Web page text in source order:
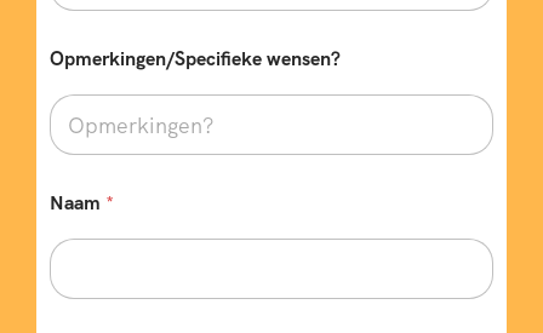
Opmerkingen/Specifieke wensen?
Naam *